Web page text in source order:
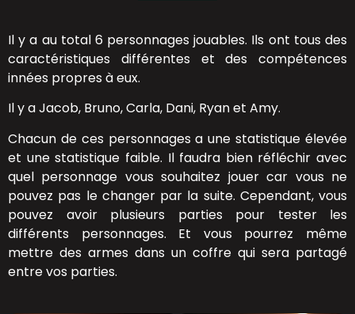
Il y a au total 6 personnages jouables. Ils ont tous des
caractéristiques différentes et des compétences
innées propres à eux.
Il y a Jacob, Bruno, Carla, Dani, Ryan et Amy.
Chacun de ces personnages a une statistique élevée
et une statistique faible. Il faudra bien réfléchir avec
quel personnage vous souhaitez jouer car vous ne
pouvez pas le changer par la suite. Cependant, vous
pouvez avoir plusieurs parties pour tester les
différents personnages. Et vous pourrez même
mettre des armes dans un coffre qui sera partagé
entre vos parties.